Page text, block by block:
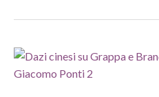
invasi,
chiesti
anche